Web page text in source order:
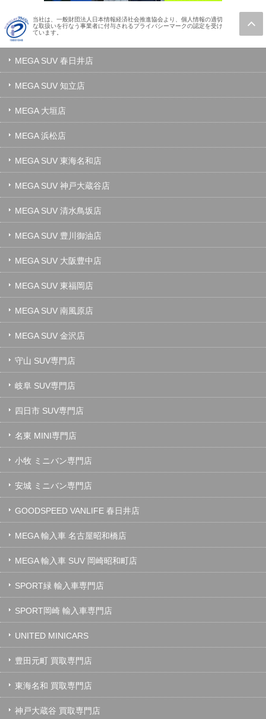
当社は、一般財団法人日本情報経済社会推進協会より、個人情報の適切
な取扱いを行なう事業者に付与されるプライバシーマークの認定を受け
ています。
MEGA SUV 春日井店
MEGA SUV 知立店
MEGA 大垣店
MEGA 浜松店
MEGA SUV 東海名和店
MEGA SUV 神戸大蔵谷店
MEGA SUV 清水鳥坂店
MEGA SUV 豊川御油店
MEGA SUV 大阪豊中店
MEGA SUV 東福岡店
MEGA SUV 南風原店
MEGA SUV 金沢店
守山 SUV専門店
岐阜 SUV専門店
四日市 SUV専門店
名東 MINI専門店
小牧 ミニバン専門店
安城 ミニバン専門店
GOODSPEED VANLIFE 春日井店
MEGA 輸入車 名古屋昭和橋店
MEGA 輸入車 SUV 岡崎昭和町店
SPORT緑 輸入車専門店
SPORT岡崎 輸入車専門店
UNITED MINICARS
豊田元町 買取専門店
東海名和 買取専門店
神戸大蔵谷 買取専門店